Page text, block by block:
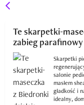
Te skarpetki-
zabieg
Skarpetki
salonie
masłem
gładkość i
idealny,